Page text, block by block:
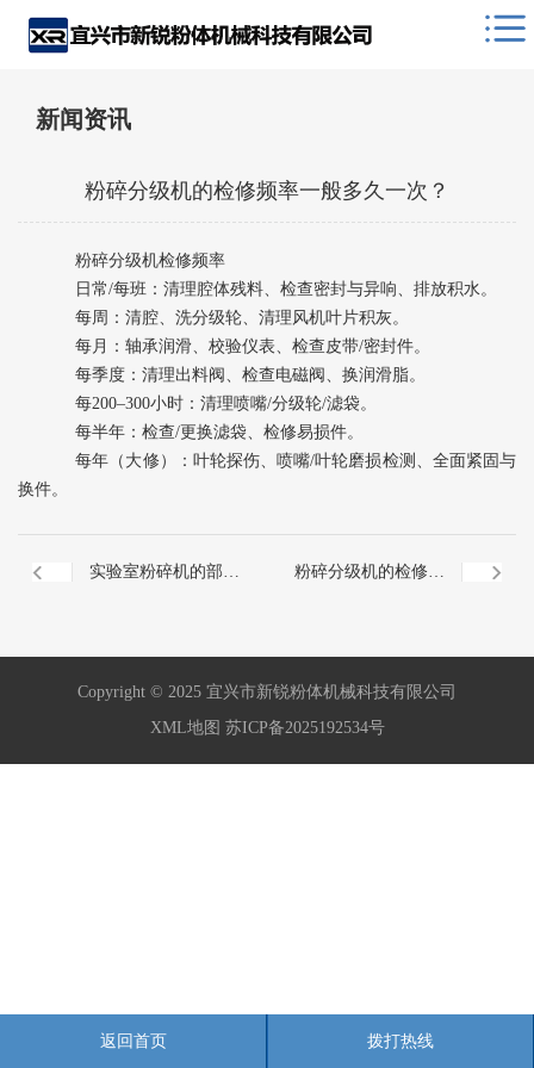
新闻资讯
粉碎分级机的检修频率一般多久一次？
粉碎分级机检修频率
日常/每班：清理腔体残料、检查密封与异响、排放积水。
每周：清腔、洗分级轮、清理风机叶片积灰。
每月：轴承润滑、校验仪表、检查皮带/密封件。
每季度：清理出料阀、检查电磁阀、换润滑脂。
每200–300小时：清理喷嘴/分级轮/滤袋。
每半年：检查/更换滤袋、检修易损件。
每年（大修）：叶轮探伤、喷嘴/叶轮磨损检测、全面紧固与
换件。
实验室粉碎机的部件 粉碎分级机的检修频
Copyright © 2025 宜兴市新锐粉体机械科技有限公司
XML地图 苏ICP备2025192534号
返回首页 拨打热线